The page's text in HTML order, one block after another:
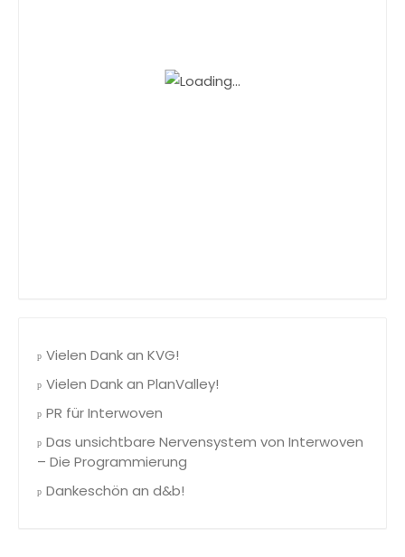
Vielen Dank an KVG!
Vielen Dank an PlanValley!
PR für Interwoven
Das unsichtbare Nervensystem von Interwoven
– Die Programmierung
Dankeschön an d&b!